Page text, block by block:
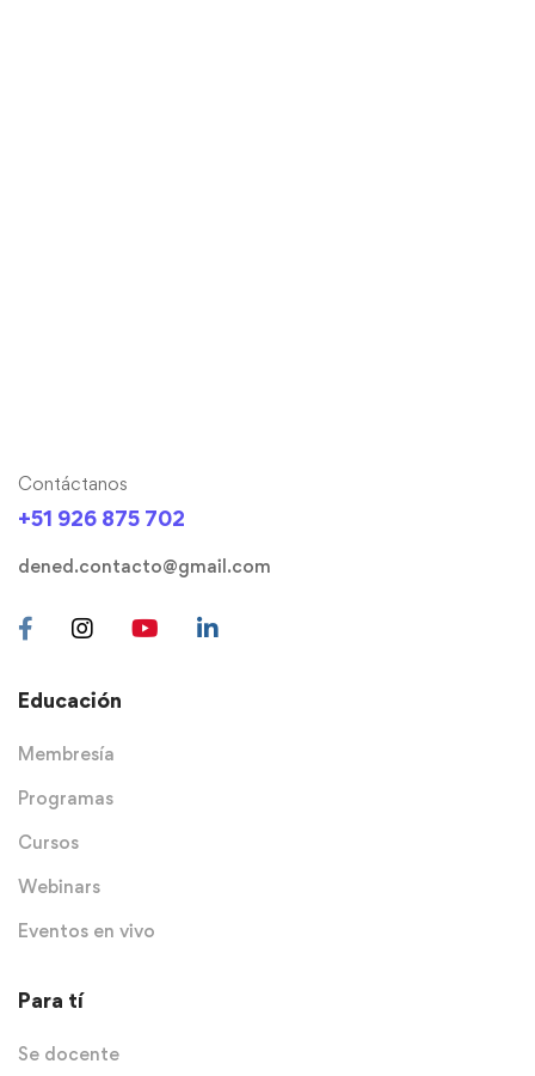
Contáctanos
+51 926 875 702
dened.contacto@gmail.com
Educación
Membresía
Programas
Cursos
Webinars
Eventos en vivo
Para tí
Se docente